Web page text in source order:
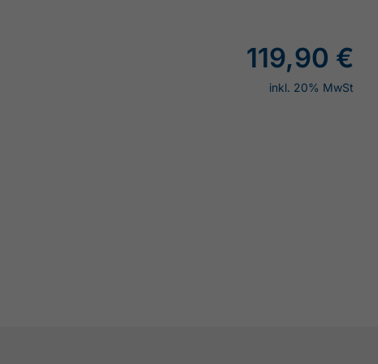
119,90 €
inkl. 20% MwSt